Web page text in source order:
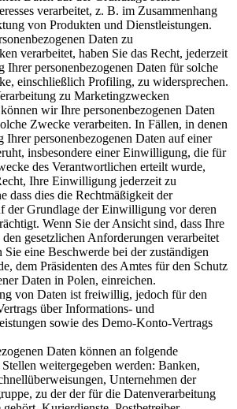
verarbeitet, z. B. im Zusammenhang
von Produkten und Dienstleistungen.
Daten zu
verarbeitet, haben Sie das Recht, jederzeit
Ihrer personenbezogenen Daten für solche
einschließlich Profiling, zu widersprechen.
zu Marketingzwecken
wir Ihre personenbezogenen Daten
Zwecke verarbeiten. In Fällen, in denen
Ihrer personenbezogenen Daten auf einer
insbesondere einer Einwilligung, die für
des Verantwortlichen erteilt wurde,
Ihre Einwilligung jederzeit zu
dass dies die Rechtmäßigkeit der
der Grundlage der Einwilligung vor deren
Wenn Sie der Ansicht sind, dass Ihre
den gesetzlichen Anforderungen verarbeitet
Sie eine Beschwerde bei der zuständigen
dem Präsidenten des Amtes für den Schutz
Daten in Polen, einreichen.
von Daten ist freiwillig, jedoch für den
über Informations- und
sowie des Demo-Konto-Vertrags
Daten können an folgende
weitergegeben werden: Banken,
Unternehmen der
zu der der für die Datenverarbeitung